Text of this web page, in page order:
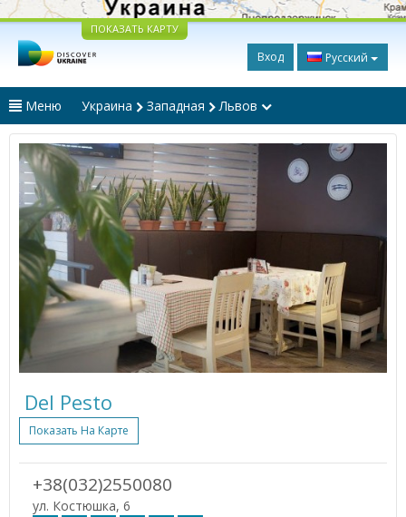
ПОКАЗАТЬ КАРТУ
Вход Русский
Меню Украина Западная Львов
Del Pesto
Показать На Карте
+38(032)2550080
ул. Костюшка, 6